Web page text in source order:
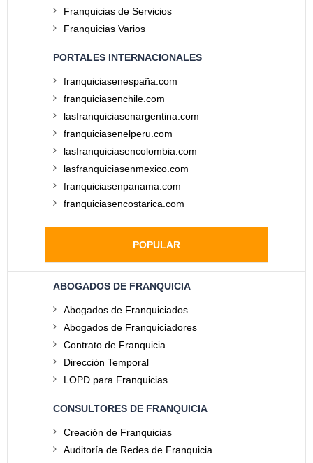
Franquicias de Servicios
Franquicias Varios
PORTALES INTERNACIONALES
franquiciasenespaña.com
franquiciasenchile.com
lasfranquiciasenargentina.com
franquiciasenelperu.com
lasfranquiciasencolombia.com
lasfranquiciasenmexico.com
franquiciasenpanama.com
franquiciasencostarica.com
POPULAR
ABOGADOS DE FRANQUICIA
Abogados de Franquiciados
Abogados de Franquiciadores
Contrato de Franquicia
Dirección Temporal
LOPD para Franquicias
CONSULTORES DE FRANQUICIA
Creación de Franquicias
Auditoría de Redes de Franquicia